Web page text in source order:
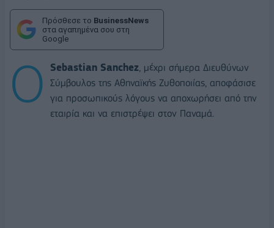
Πρόσθεσε το BusinessNews
στα αγαπημένα σου στη
Google
Ο Sebastian Sanchez, μέχρι σήμερα Διευθύνων
Σύμβουλος της Αθηναϊκής Ζυθοποιίας, αποφάσισε
για προσωπικούς λόγους να αποχωρήσει από την
εταιρία και να επιστρέψει στον Παναμά.